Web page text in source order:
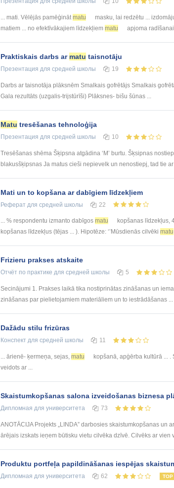
... mati. Vēlējās pamēģināt matu masku, lai redzētu ...
matiem ... no efektīvākajiem līdzekļiem matu apjoma
Praktiskais darbs ar matu taisnotāju
Презентация для средней школы 19
Darbs ar taisnotāja plāksnēm Smalkais gofrētājs Smalkais
Gala rezultāts (uzgalis-trijstūrīši) Plāksnes- bišu šūnas ...
Matu tresēšanas tehnoloģija
Презентация для средней школы 10
Tresēšanas shēma Šķipsna atgādina ‘M’ burtu. Šķsipnas
blakusšķipsnas Ja matus cieši nepievelk un nenostiepj, tad tie ar
Mati un to kopšana ar dabīgiem līdzekļiem
Реферат для средней школы 22
... % respondentu izmanto dabīgos matu kopšanas līdzekļus,
kopšanas līdzekļus (tējas ... ). Hipotēze: ‘’Mūsdienās cilvēki matu
Frizieru prakses atskaite
Отчёт по практике для средней школы 5
Secinājumi 1. Prakses laikā tika nostiprinātas zināšanas un
zināšanas par pielietojamiem materiāliem un to iestrādāšanas ...
Dažādu stilu frizūras
Конспект для средней школы 11
... ārienē- ķermeņa, sejas, matu kopšanā, apģērba kultūrā ... .
veidots ar ...
Skaistumkopšanas salona izveidošanas biznesa
Дипломная для университета 73
ANOTĀCIJA Projekts „LINDA” darbosies skaistumkopšanas un
ārējais izskats ieņem būtisku vietu cilvēka dzīvē. Cilvēks ar vien
Produktu portfeļa papildināšanas iespējas
Дипломная для университета 62 TOP